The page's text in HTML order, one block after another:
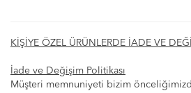
KİŞİYE ÖZEL ÜRÜNLERDE İADE VE
İade ve Değişim Politikası
Müşteri memnuniyeti bizim